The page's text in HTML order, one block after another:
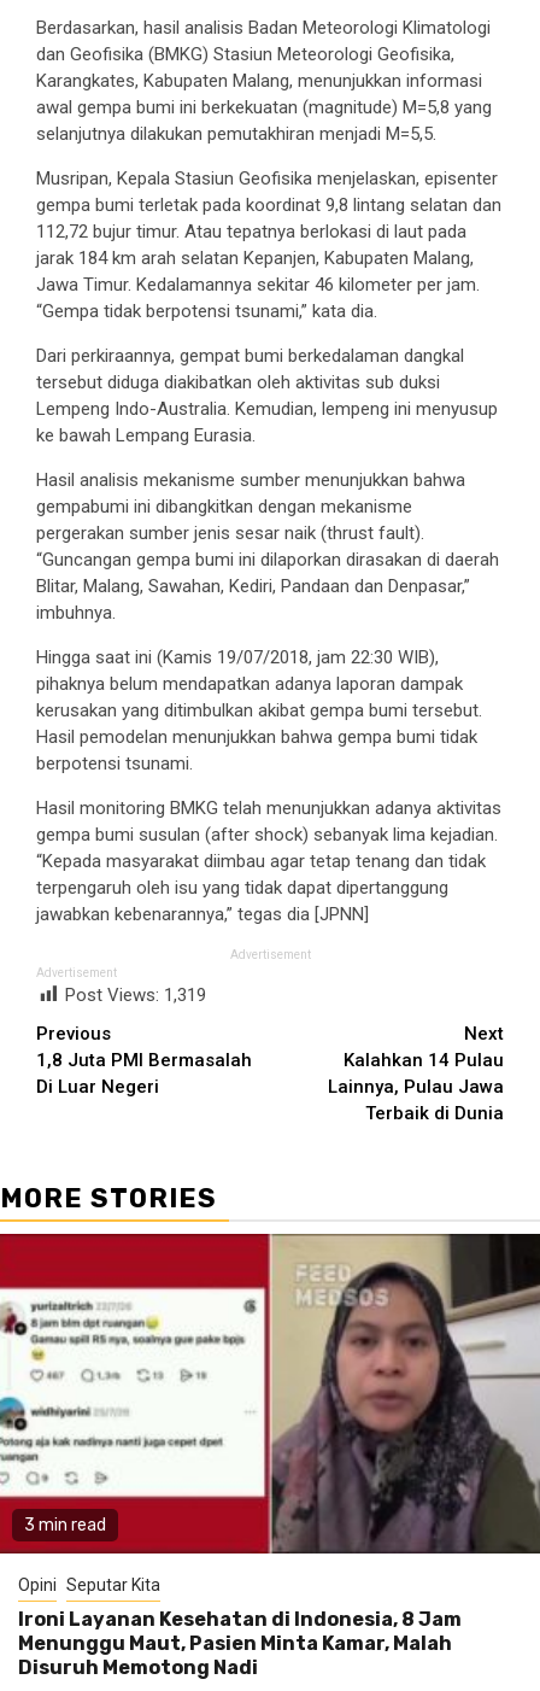
Berdasarkan, hasil analisis Badan Meteorologi Klimatologi
dan Geofisika (BMKG) Stasiun Meteorologi Geofisika,
Karangkates, Kabupaten Malang, menunjukkan informasi
awal gempa bumi ini berkekuatan (magnitude) M=5,8 yang
selanjutnya dilakukan pemutakhiran menjadi M=5,5.
Musripan, Kepala Stasiun Geofisika menjelaskan, episenter
gempa bumi terletak pada koordinat 9,8 lintang selatan dan
112,72 bujur timur. Atau tepatnya berlokasi di laut pada
jarak 184 km arah selatan Kepanjen, Kabupaten Malang,
Jawa Timur. Kedalamannya sekitar 46 kilometer per jam.
“Gempa tidak berpotensi tsunami,” kata dia.
Dari perkiraannya, gempat bumi berkedalaman dangkal
tersebut diduga diakibatkan oleh aktivitas sub duksi
Lempeng Indo-Australia. Kemudian, lempeng ini menyusup
ke bawah Lempang Eurasia.
Hasil analisis mekanisme sumber menunjukkan bahwa
gempabumi ini dibangkitkan dengan mekanisme
pergerakan sumber jenis sesar naik (thrust fault).
“Guncangan gempa bumi ini dilaporkan dirasakan di daerah
Blitar, Malang, Sawahan, Kediri, Pandaan dan Denpasar,”
imbuhnya.
Hingga saat ini (Kamis 19/07/2018, jam 22:30 WIB),
pihaknya belum mendapatkan adanya laporan dampak
kerusakan yang ditimbulkan akibat gempa bumi tersebut.
Hasil pemodelan menunjukkan bahwa gempa bumi tidak
berpotensi tsunami.
Hasil monitoring BMKG telah menunjukkan adanya aktivitas
gempa bumi susulan (after shock) sebanyak lima kejadian.
“Kepada masyarakat diimbau agar tetap tenang dan tidak
terpengaruh oleh isu yang tidak dapat dipertanggung
jawabkan kebenarannya,” tegas dia [JPNN]
Advertisement
Advertisement
Post Views: 1,319
Continue
Reading
Previous
1,8 Juta PMI Bermasalah
Di Luar Negeri
Next
Kalahkan 14 Pulau
Lainnya, Pulau Jawa
Terbaik di Dunia
MORE STORIES
3 min read
Opini Seputar Kita
Ironi Layanan Kesehatan di Indonesia, 8 Jam
Menunggu Maut, Pasien Minta Kamar, Malah
Disuruh Memotong Nadi